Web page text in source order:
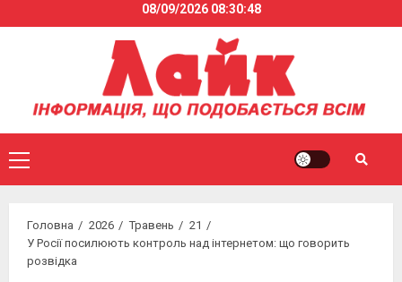
to
08/09/2026 08:30:48
Primary
Menu
Головна 2026 Травень
21
У Росії посилюють контроль над інтернетом: що говорить
розвідка